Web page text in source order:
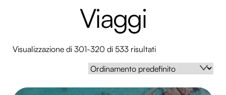
Viaggi
Visualizzazione di 301-320 di 533 risultati